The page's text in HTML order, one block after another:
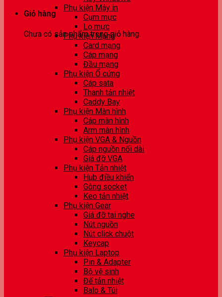
Giỏ hàng
Chưa có sản phẩm trong giỏ hàng.
Phụ kiện Máy in
Cụm mực
Lọ mực
Phụ kiện Mạng
Card mạng
Cáp mạng
Đầu mạng
Phụ kiện Ổ cứng
Cáp sata
Thanh tản nhiệt
Caddy Bay
Phụ kiện Màn hình
Cáp màn hình
Arm màn hình
Phụ kiện VGA & Nguồn
Cáp nguồn nối dài
Giá đỡ VGA
Phụ kiện Tản nhiệt
Hub điều khiển
Gông socket
Keo tản nhiệt
Phụ kiện Gear
Giá đỡ tai nghe
Nút nguồn
Nút click chuột
Keycap
Phụ kiện Laptop
Pin & Adapter
Bộ vệ sinh
Đế tản nhiệt
Balo & Túi